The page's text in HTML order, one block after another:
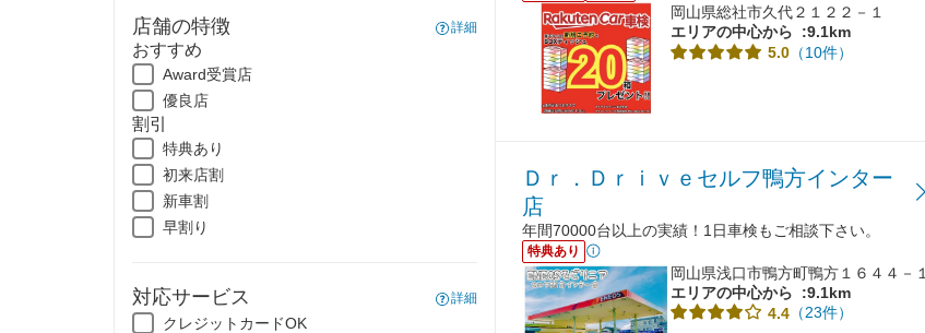
店舗の特徴 詳細
おすすめ
Award受賞店
優良店
割引
特典あり
初来店割
新車割
早割り
対応サービス 詳細
クレジットカードOK
岡山県総社市久代２１２２－１
エリアの中心から
:9.1km
5.0 （10件）
Ｄｒ．Ｄｒｉｖｅセルフ鴨方インター
店
年間70000台以上の実績！1日車検もご相談下さい。
特典あり
岡山県浅口市鴨方町鴨方１６４４－１
エリアの中心から
:9.1km
4.4 （23件）